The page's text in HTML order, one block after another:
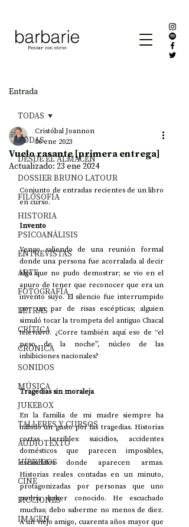
Entrada
TODAS
DESDE EL ALMACÉN
DOSSIER BRUNO LATOUR
FILOSOFÍA
HISTORIA
PSICOANÁLISIS
ENTREVISTAS
ARTE
FOTOGRAFÍA
LETRAS
CRÍTICA
CRÓNICA
SONIDOS
MÚSICA
JUKEBOX
TALLERES Y CURSOS
AUDIOTEXTO
HÍBRIDOS
CINE
FICCIONES
IMAGEN
TODAS
Vuelo rasante [primera entrega]
Cristóbal Joannon
16 ene 2023
Actualizado: 23 ene 2024
Conjunto de entradas recientes de un libro
en curso.
Invento
Vengo saliendo de una reunión formal
donde una persona fue acorralada al decir
algo que no pudo demostrar; se vio en el
apuro de tener que reconocer que era un
invento suyo. El silencio fue interrumpido
por un par de risas escépticas; alguien
simuló tocar la trompeta del antiguo Chacal
televisivo. ¿Corre también aquí eso de “el
peso de la noche”, núcleo de las
inhibiciones nacionales?
Tragedias sin moraleja
En la familia de mi madre siempre ha
habido un gusto por las tragedias. Historias
cortas terribles: suicidios, accidentes
domésticos que parecen imposibles,
escándalos donde aparecen armas.
Historias reales contadas en un minuto,
protagonizadas por personas que uno
podría haber conocido. He escuchado
muchas; debo saberme no menos de diez.
A un viejo amigo, cuarenta años mayor que